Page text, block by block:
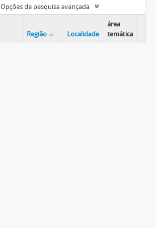
Opções de pesquisa avançada
Região Localidade
área
temática